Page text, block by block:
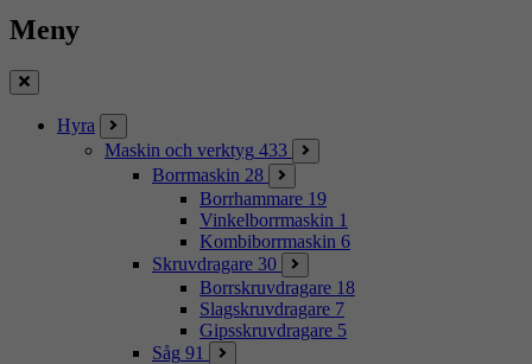
Meny
Stäng
Hyra
Maskin och verktyg 433
Borrmaskin 28
Borrhammare 19
Vinkelborrmaskin 1
Kombiborrmaskin 6
Skruvdragare 30
Borrskruvdragare 18
Slagskruvdragare 7
Gipsskruvdragare 5
Såg 91